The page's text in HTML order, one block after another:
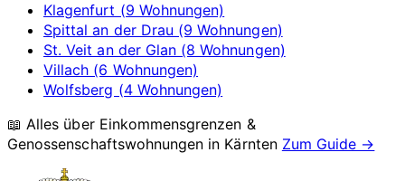
Klagenfurt (9 Wohnungen)
Spittal an der Drau (9 Wohnungen)
St. Veit an der Glan (8 Wohnungen)
Villach (6 Wohnungen)
Wolfsberg (4 Wohnungen)
📖 Alles über Einkommensgrenzen &
Genossenschaftswohnungen in Kärnten Zum Guide →